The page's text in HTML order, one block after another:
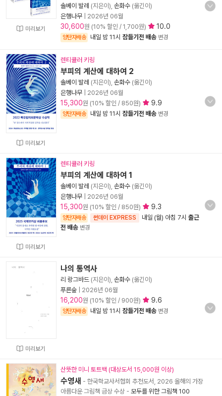
미리보기
솔베이 발레 (지은이), 손화수 (옮긴이)
은행나무
2026년 06월
30,600원 (10% 할인 / 1,700원) 10.0
양탄자배송 내일 밤 11시 잠들기전 배송 변경
미리보기
렌티큘러 키링
부피의 계산에 대하여 2
솔베이 발레 (지은이), 손화수 (옮긴이)
은행나무
2026년 06월
15,300원 (10% 할인 / 850원) 9.9
양탄자배송 내일 밤 11시 잠들기전 배송 변경
미리보기
렌티큘러 키링
부피의 계산에 대하여 1
솔베이 발레 (지은이), 손화수 (옮긴이)
은행나무
2026년 06월
15,300원 (10% 할인 / 850원) 9.3
양탄자배송 썬데이 EXPRESS 내일 (월) 아침 7시 출근
전 배송 변경
미리보기
나의 통역사
리 랑그바드 (지은이), 손화수 (옮긴이)
푸른숲
2026년 06월
16,200원 (10% 할인 / 900원) 9.6
양탄자배송 내일 밤 11시 잠들기전 배송 변경
산뜻한 미니 토트백 (대상도서 15,000원 이상)
수영새 - 한국학교사서협회 추천도서, 2026 올해의 가장
아름다운 그림책 금상 수상 - 모두를 위한 그림책 100